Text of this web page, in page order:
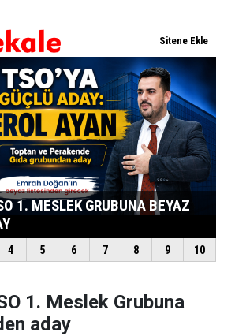
1. Meslek Grubuna
aday